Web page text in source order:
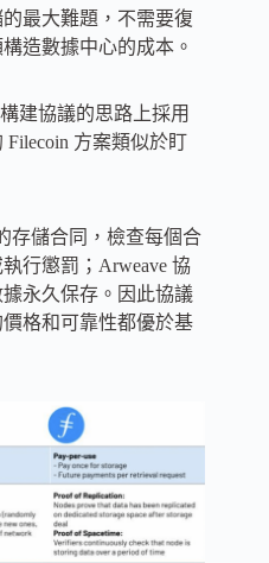
最大難題，不需要復
造數據中心的成本。
建協議的思路上採用
方案類似於盯
存儲合同，檢查每個合
行懲罰；Arweave 協
永久保存。因此協議
格和可靠性都優於基